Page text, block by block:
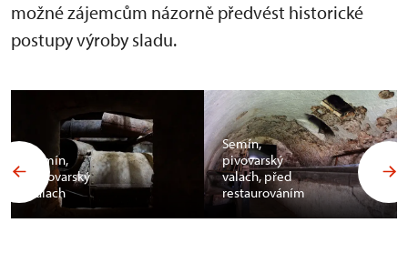
možné zájemcům názorně předvést historické
postupy výroby sladu.
Semín,
pivovarský
valach
Semín,
pivovarský
valach, před
restaurováním